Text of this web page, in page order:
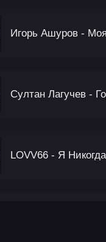
Игорь Ашуров -
Султан Лагучев -
LOVV66 - Я